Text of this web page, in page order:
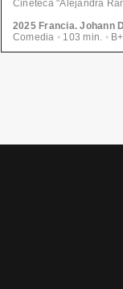
2025 Francia. Johann
Comedia • 103 min. •